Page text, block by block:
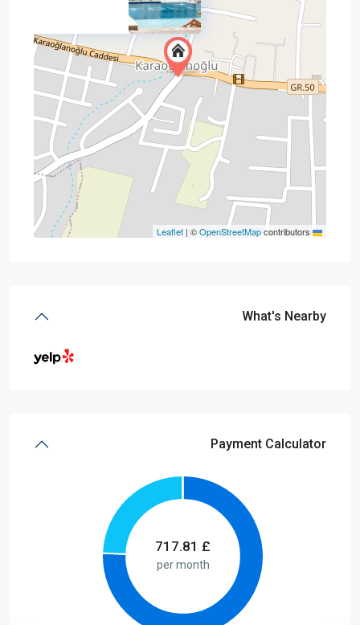
| ©OpenStreetMapcontributors
What's Nearby
Payment Calculator
£
717.81
per month